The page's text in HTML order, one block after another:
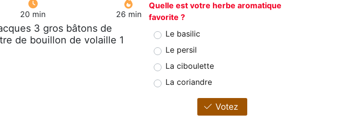
20 min 26 min
3 gros bâtons de
de bouillon de volaille 1
Quelle est votre herbe aromatique
favorite ?
Le basilic
Le persil
La ciboulette
La coriandre
Votez